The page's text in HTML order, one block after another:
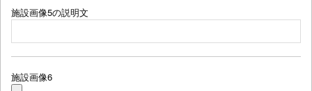
施設画像5の説明文
施設画像6